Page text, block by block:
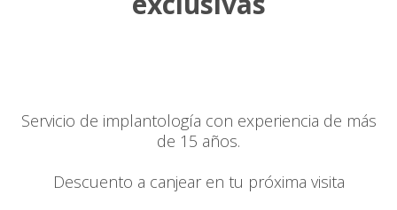
Servicio de implantología con experiencia de más
de 15 años.
Descuento a canjear en tu próxima visita